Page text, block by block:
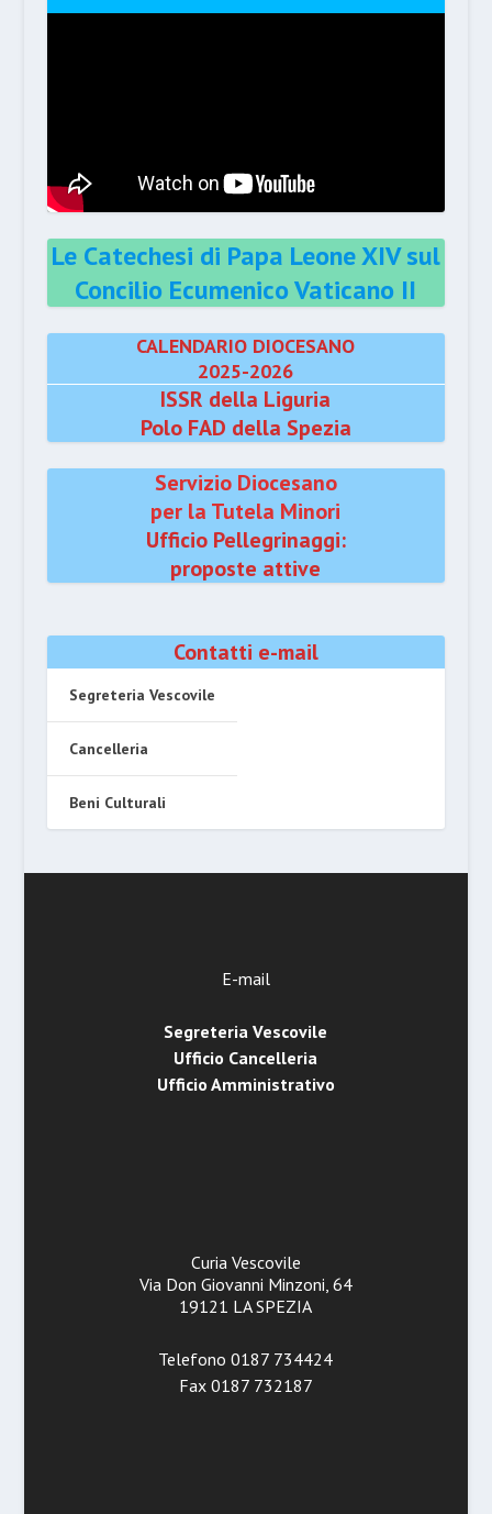
Le Catechesi di Papa Leone XIV sul
Concilio Ecumenico Vaticano II
CALENDARIO DIOCESANO
2025-2026
ISSR della Liguria
Polo FAD della Spezia
Servizio Diocesano
per la Tutela Minori
Ufficio Pellegrinaggi:
proposte attive
Contatti e-mail
Segreteria Vescovile
Cancelleria
Beni Culturali
E-mail
Segreteria Vescovile
Ufficio Cancelleria
Ufficio Amministrativo
Curia Vescovile
Via Don Giovanni Minzoni, 64
19121 LA SPEZIA
Telefono 0187 734424
Fax 0187 732187